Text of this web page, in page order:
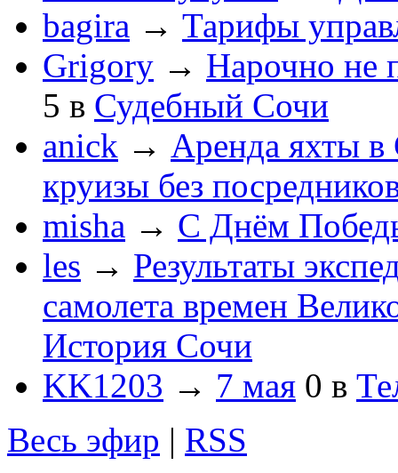
bagira → Тарифы
Grigory → Нарочно не
5 в Судебный Сочи
anick → Аренда яхты в
круизы без
misha → С Днём
les → Результаты
самолета времен
История Сочи
KK1203 → 7 мая 0 в
Весь эфир | RSS